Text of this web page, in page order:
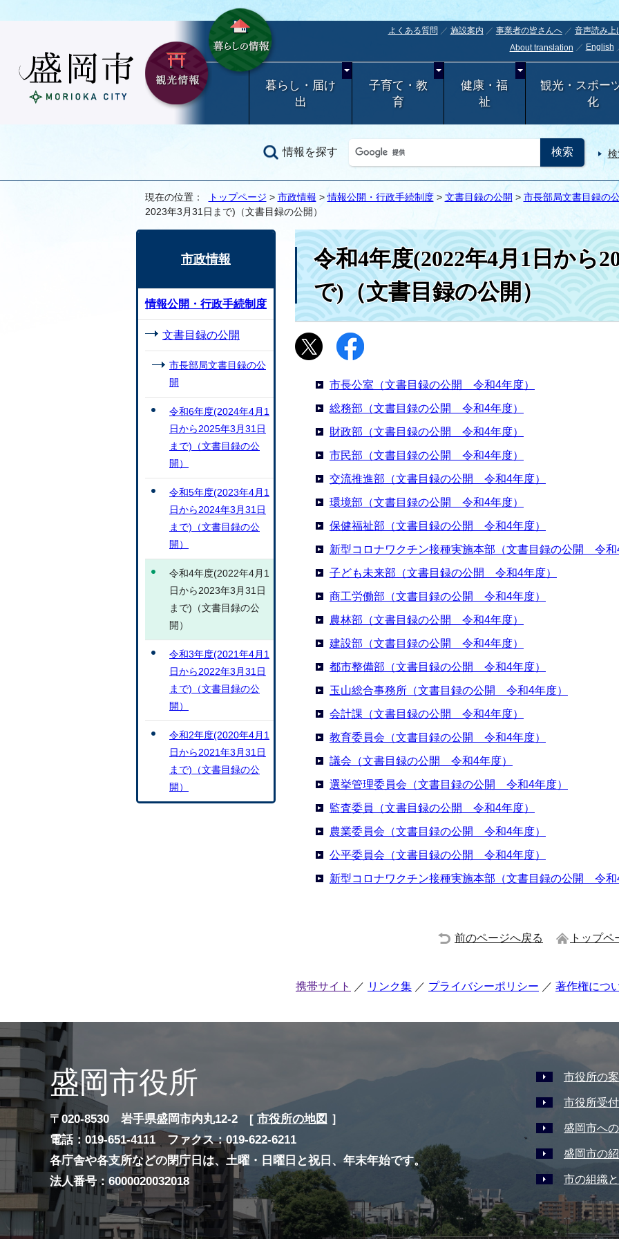
よくある質問 施設案内 事業者の皆さんへ
音声読み上
About translation
English
暮らし・届け
出
子育て・教
育
健康・福
祉
観光・スポー
化
情報を探す
現在の位置： トップページ > 市政情報 >情報公開・行政手続制度> 文書目録の公開 > 市長部局文書目録の
2023年3月31日まで)（文書目録の公開）
令和4年度(2022年4月1日から
で)（文書目録の公開）
市長公室（文書目録の公開 令和4年度）
総務部（文書目録の公開 令和4年度）
財政部（文書目録の公開 令和4年度）
市民部（文書目録の公開 令和4年度）
交流推進部（文書目録の公開 令和4年度）
環境部（文書目録の公開 令和4年度）
保健福祉部（文書目録の公開 令和4年度）
新型コロナワクチン接種実施本部（文書目録の公開 令和
子ども未来部（文書目録の公開 令和4年度）
商工労働部（文書目録の公開 令和4年度）
農林部（文書目録の公開 令和4年度）
建設部（文書目録の公開 令和4年度）
都市整備部（文書目録の公開 令和4年度）
玉山総合事務所（文書目録の公開 令和4年度）
会計課（文書目録の公開 令和4年度）
教育委員会（文書目録の公開 令和4年度）
議会（文書目録の公開 令和4年度）
選挙管理委員会（文書目録の公開 令和4年度）
監査委員（文書目録の公開 令和4年度）
農業委員会（文書目録の公開 令和4年度）
公平委員会（文書目録の公開 令和4年度）
新型コロナワクチン接種実施本部（文書目録の公開 令和
市政情報
情報公開・行政手続制度
文書目録の公開
市長部局文書目録の公
開
令和6年度(2024年4月1
日から2025年3月31日
まで)（文書目録の公
開）
令和5年度(2023年4月1
日から2024年3月31日
まで)（文書目録の公
開）
令和4年度(2022年4月1
日から2023年3月31日
まで)（文書目録の公
開）
令和3年度(2021年4月1
日から2022年3月31日
まで)（文書目録の公
開）
令和2年度(2020年4月1
日から2021年3月31日
まで)（文書目録の公
開）
前のページへ戻る トップ
携帯サイト リンク集 プライバシーポリシー 著作権につ
盛岡市役所
〒020-8530 岩手県盛岡市内丸12-2 [ 市役所の地図 ］
電話：019-651-4111 ファクス：019-622-6211
各庁舎や各支所などの閉庁日は、土曜・日曜日と祝日、年末年始です。
法人番号：6000020032018
市役所の
市役所受
盛岡市へ
盛岡市の
市の組織